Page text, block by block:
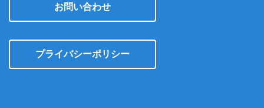
お問い合わせ
プライバシーポリシー